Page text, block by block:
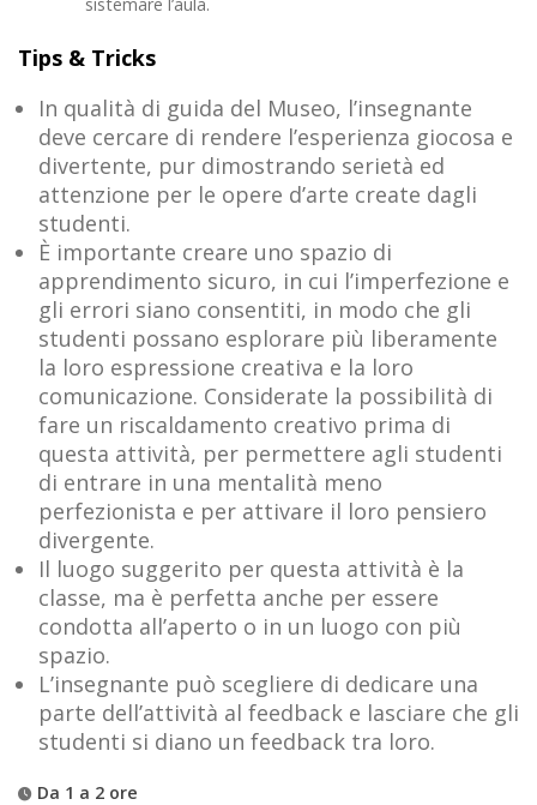
Tips & Tricks
In qualità di guida del Museo, l’insegnante
deve cercare di rendere l’esperienza giocosa e
divertente, pur dimostrando serietà ed
attenzione per le opere d’arte create dagli
studenti.
È importante creare uno spazio di
apprendimento sicuro, in cui l’imperfezione e
gli errori siano consentiti, in modo che gli
studenti possano esplorare più liberamente
la loro espressione creativa e la loro
comunicazione. Considerate la possibilità di
fare un riscaldamento creativo prima di
questa attività, per permettere agli studenti
di entrare in una mentalità meno
perfezionista e per attivare il loro pensiero
divergente.
Il luogo suggerito per questa attività è la
classe, ma è perfetta anche per essere
condotta all’aperto o in un luogo con più
spazio.
L’insegnante può scegliere di dedicare una
parte dell’attività al feedback e lasciare che gli
studenti si diano un feedback tra loro.
Da 1 a 2 ore